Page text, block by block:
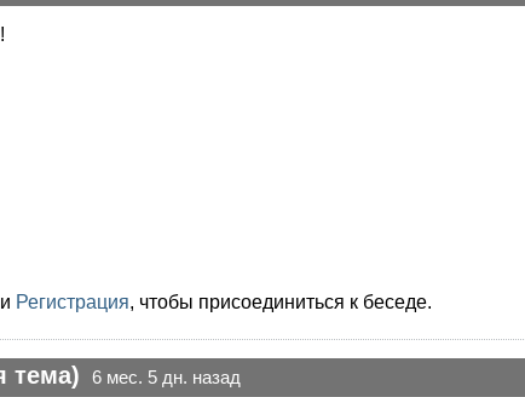
Регистрация, чтобы присоединиться к беседе.
тема) 6 мес. 5 дн. назад